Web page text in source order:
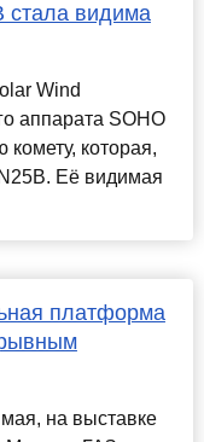
стала видима
Wind
аппарата SOHO
комету, которая,
Её видимая
платформа
на выставке